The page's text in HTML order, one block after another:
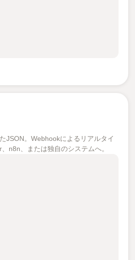
JSON。Webhookによるリアルタイ
n8n、または独自のシステムへ。